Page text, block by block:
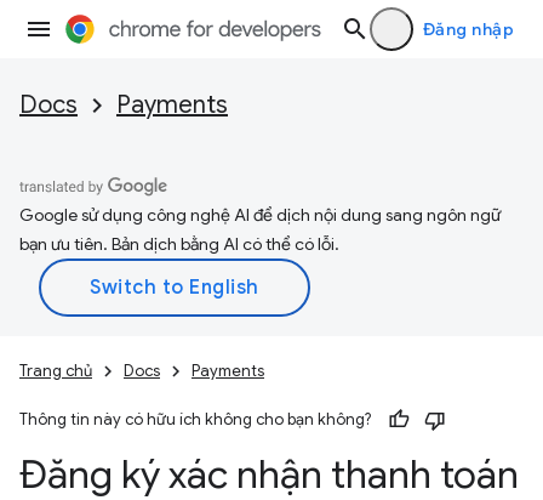
Đăng nhập
Docs Payments
Google sử dụng công nghệ AI để dịch nội dung sang ngôn ngữ
bạn ưu tiên. Bản dịch bằng AI có thể có lỗi.
Trang chủ Docs Payments
Thông tin này có hữu ích không cho bạn không?
Đăng ký xác nhận thanh toán